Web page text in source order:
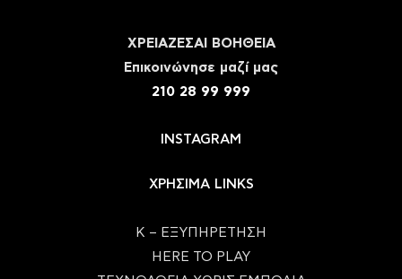
ΧΡΕΙΑΖΕΣΑΙ ΒΟΗΘΕΙΑ
Eπικοινώνησε μαζί μας
210 28 99 999
INSTAGRAM
ΧΡΗΣΙΜΑ LINKS
Κ – ΕΞΥΠΗΡΕΤΗΣΗ
HERE TO PLAY